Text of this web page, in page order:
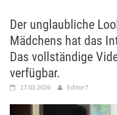
Der unglaubliche
Mädchens hat das
Das vollständige
verfügbar.
27.03.2026 Editor7